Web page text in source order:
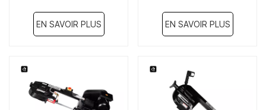
220 V
EN SAVOIR PLUS EN SAVOIR PLUS